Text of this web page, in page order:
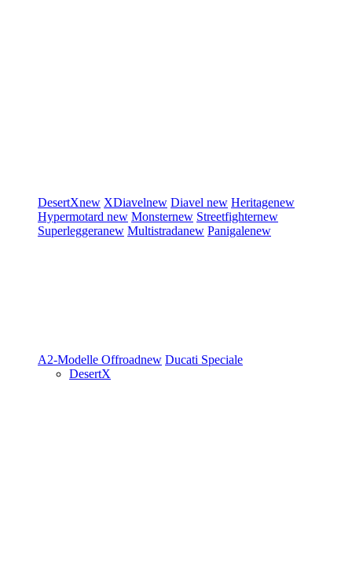
DesertXnew XDiavelnew Diavel new Heritagenew
Hypermotard new Monsternew Streetfighternew
Superleggeranew Multistradanew Panigalenew
A2-Modelle Offroadnew Ducati Speciale
DesertX